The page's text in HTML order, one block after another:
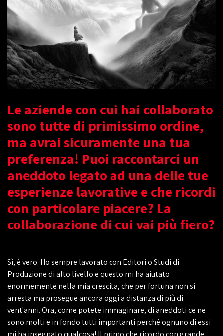
Le aziende con cui hai collaborato
sono tutte di primissimo ordine,
ma avrai sicuramente una tua
preferenza! Puoi raccontarci un
aneddoto legato ad una delle tue
esperienze lavorative e che ricordi
con particolare piacere? La
collaborazione di cui vai più fiero?
Sì, è vero. Ho sempre lavorato con Editori o Studi di
Produzione di alto livello e questo mi ha aiutato
enormemente nella mia crescita, che per fortuna non si
arresta ma prosegue ancora oggi a distanza di più di
vent'anni. Ora, come potete immaginare, di aneddoti ce ne
sono molti e in fondo tutti importanti perché ognuno di essi
mi ha insegnato qualcosa! Il primo che ricordo con grande